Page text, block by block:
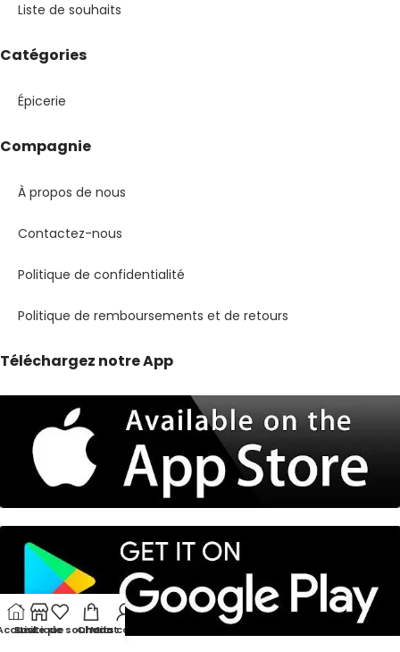
Liste de souhaits
Catégories
Épicerie
Compagnie
À propos de nous
Contactez-nous
Politique de confidentialité
Politique de remboursements et de retours
Téléchargez notre App
Boutique
Liste de souhaits
Chariot
Mon compte